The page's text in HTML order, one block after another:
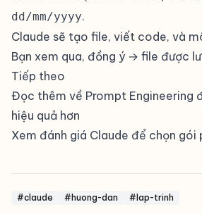
dd/mm/yyyy.
Claude sẽ tạo file, viết code, và
Bạn xem qua, đồng ý → file được
Tiếp theo
Đọc thêm về Prompt Engineering
hiệu quả hơn
Xem đánh giá Claude để chọn gói
#claude #huong-dan #lap-trinh